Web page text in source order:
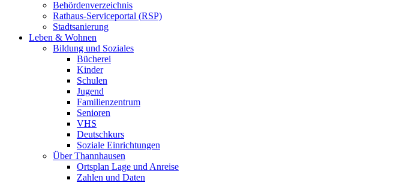
Behördenverzeichnis
Rathaus-Serviceportal (RSP)
Stadtsanierung
Leben & Wohnen
Bildung und Soziales
Bücherei
Kinder
Schulen
Jugend
Familienzentrum
Senioren
VHS
Deutschkurs
Soziale Einrichtungen
Über Thannhausen
Ortsplan Lage und Anreise
Zahlen und Daten